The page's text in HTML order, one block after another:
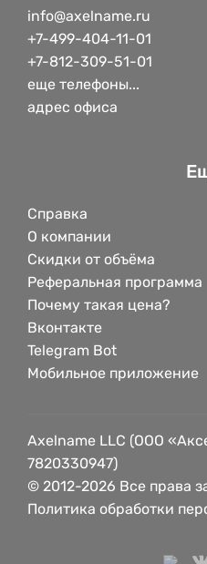
info@axelname.ru
+7-499-404-11-01
+7-812-309-51-01
еще телефоны...
адрес офиса
Справка
О компании
Скидки от объёма
Реферальная программа
Почему такая цена?
Вконтакте
Telegram Bot
Мобильное приложение
Axelname LLC (ООО
7820330947)
© 2012-2026 Все права
Политика обработки